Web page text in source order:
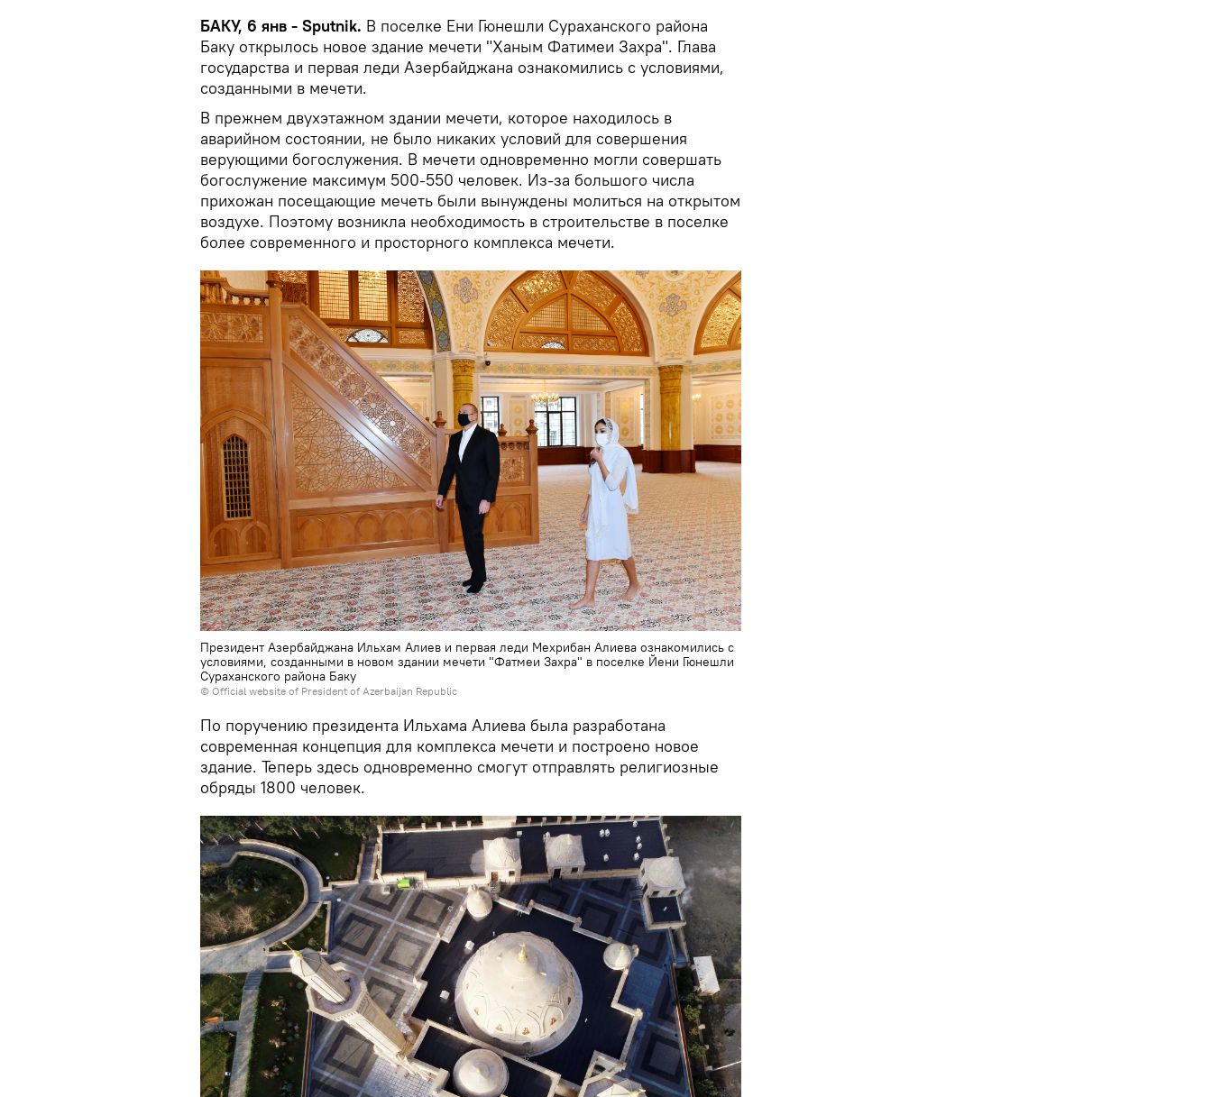
БАКУ, 6 янв - Sputnik. В поселке Ени Гюнешли Сураханского района
Баку открылось новое здание мечети "Ханым Фатимеи Захра". Глава
государства и первая леди Азербайджана ознакомились с условиями,
созданными в мечети.
В прежнем двухэтажном здании мечети, которое находилось в
аварийном состоянии, не было никаких условий для совершения
верующими богослужения. В мечети одновременно могли совершать
богослужение максимум 500-550 человек. Из-за большого числа
прихожан посещающие мечеть были вынуждены молиться на открытом
воздухе. Поэтому возникла необходимость в строительстве в поселке
более современного и просторного комплекса мечети.
Президент Азербайджана Ильхам Алиев и первая леди Мехрибан Алиева ознакомились с
условиями, созданными в новом здании мечети "Фатмеи Захра" в поселке Йени Гюнешли
Сураханского района Баку
© Official website of President of Azerbaijan Republic
По поручению президента Ильхама Алиева была разработана
современная концепция для комплекса мечети и построено новое
здание. Теперь здесь одновременно смогут отправлять религиозные
обряды 1800 человек.